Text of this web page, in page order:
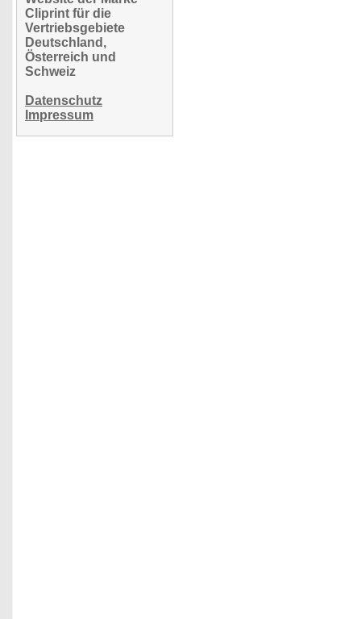
Cliprint für die
Vertriebsgebiete
Deutschland,
Österreich und
Schweiz
Datenschutz
Impressum